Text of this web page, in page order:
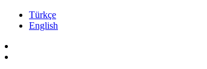
Türkçe
English